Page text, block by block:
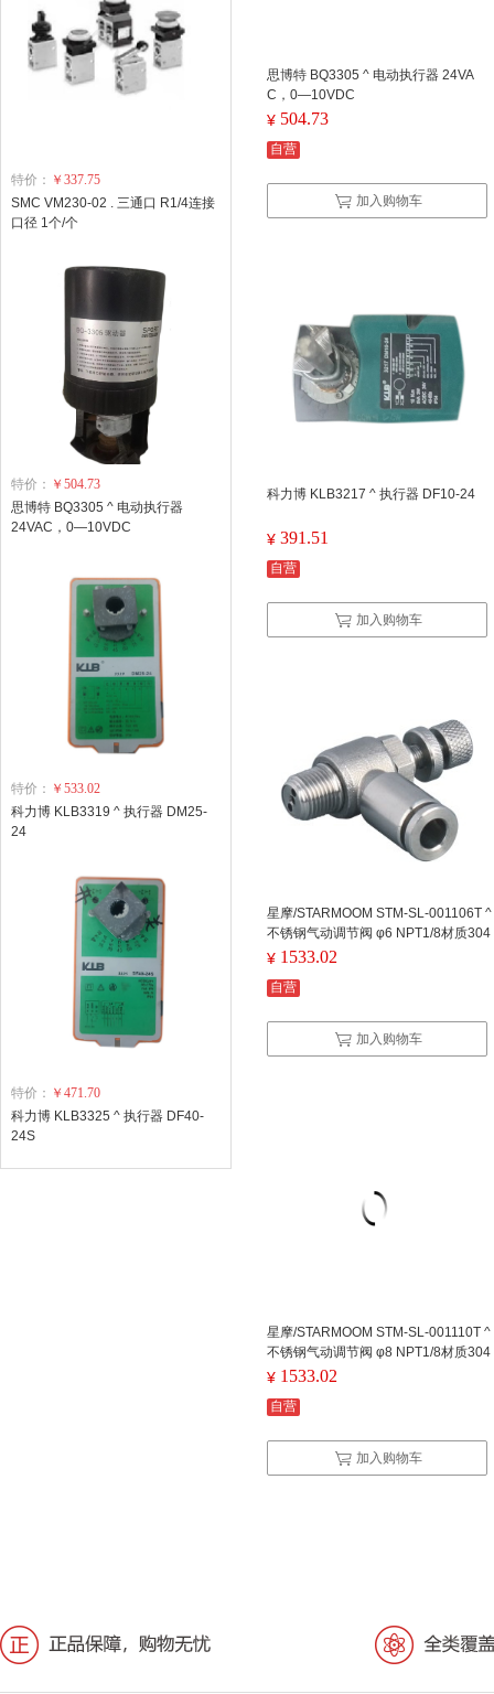
思博特 BQ3305 ^ 电动执行器 24VA
C，0—10VDC
¥ 504.73
自营
加入购物车
科力博 KLB3217 ^ 执行器 DF10-24
¥ 391.51
自营
加入购物车
星摩/STARMOOM STM-SL-001106T ^
不锈钢气动调节阀 φ6 NPT1/8材质304
¥ 1533.02
自营
加入购物车
星摩/STARMOOM STM-SL-001110T ^
不锈钢气动调节阀 φ8 NPT1/8材质304
¥ 1533.02
自营
加入购物车
特价： ￥337.75
SMC VM230-02 . 三通口 R1/4连接
口径 1个/个
特价： ￥504.73
思博特 BQ3305 ^ 电动执行器
24VAC，0—10VDC
特价： ￥533.02
科力博 KLB3319 ^ 执行器 DM25-
24
特价： ￥471.70
科力博 KLB3325 ^ 执行器 DF40-
24S